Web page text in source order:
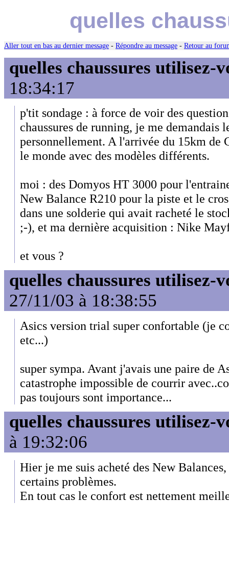
quelles
Aller tout en bas au dernier message - Répondre au message - Retour au
quelles chaussures utilisez-
18:34:17
p'tit sondage : à force de voir des
chaussures de running, je me demandais
personnellement. A l'arrivée du 15km de
le monde avec des modèles différents.
moi : des Domyos HT 3000 pour
New Balance R210 pour la piste et le
dans une solderie qui avait racheté le
;-), et ma dernière acquisition : Nike
et vous ?
quelles chaussures utilisez-
27/11/03 à 18:38:55
Asics version trial super confortable (je
etc...)
super sympa. Avant j'avais une paire de
catastrophe impossible de courrir
pas toujours sont importance...
quelles chaussures utilisez-
à 19:32:06
Hier je me suis acheté des New
certains problèmes.
En tout cas le confort est nettement